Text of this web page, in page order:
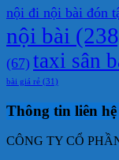
nội đi nội bài đón
nội bài
(67) taxi sân
bài giá rẻ (31)
Thông tin liên hệ
CÔNG TY CỔ